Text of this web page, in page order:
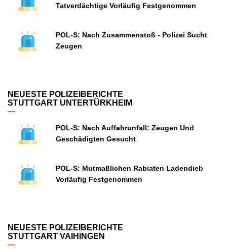
Tatverdächtige Vorläufig Festgenommen
POL-S: Nach Zusammenstoß - Polizei Sucht
Zeugen
NEUESTE POLIZEIBERICHTE
STUTTGART UNTERTÜRKHEIM
POL-S: Nach Auffahrunfall: Zeugen Und
Geschädigten Gesucht
POL-S: Mutmaßlichen Rabiaten Ladendieb
Vorläufig Festgenommen
NEUESTE POLIZEIBERICHTE
STUTTGART VAIHINGEN